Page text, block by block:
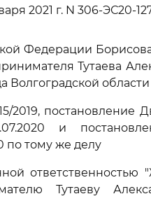
2021 г. N 306-ЭС20-
Федерации
Тутаева
Волгоградской области
2019, постановление
и
по тому же делу
ответственностью
Тутаеву